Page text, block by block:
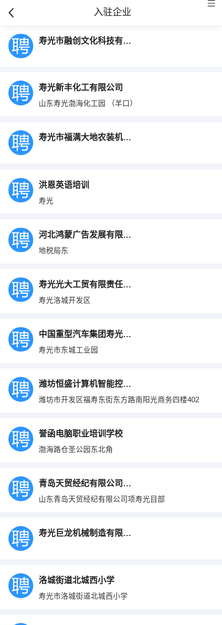
入驻企业
寿光市融创文化科技有限公司
寿光新丰化工有限公司
山东寿光渤海化工园 （羊口）
寿光市福满大地农装机械有限公司
洪恩英语培训
寿光
河北鸿蒙广告发展有限公司山东寿光分公司
地税局东
寿光光大工贸有限责任公司
寿光洛城开发区
中国重型汽车集团寿光泰丰专用汽车有限公司
寿光市东城工业园
潍坊恒盛计算机智能控制科技有限公司
潍坊市开发区福寿东街东方路南阳光商务四楼402
誉函电脑职业培训学校
渤海路仓圣公园东北角
青岛天贸经纪有限公司项寿光目部
山东青岛天贸经纪有限公司项寿光目部
寿光巨龙机械制造有限公司
洛城街道北城西小学
寿光市洛城街道北城西小学